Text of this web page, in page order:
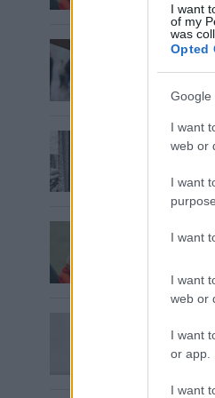
I want
of my
was
Opted
Google
I want
web or
I want
I want
I want
web or
I want
or app.
I want
Rīgā
10
jūs to